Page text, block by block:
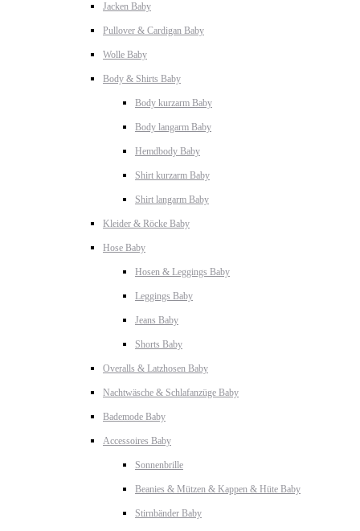
Jacken Baby
Pullover & Cardigan Baby
Wolle Baby
Body & Shirts Baby
Body kurzarm Baby
Body langarm Baby
Hemdbody Baby
Shirt kurzarm Baby
Shirt langarm Baby
Kleider & Röcke Baby
Hose Baby
Hosen & Leggings Baby
Leggings Baby
Jeans Baby
Shorts Baby
Overalls & Latzhosen Baby
Nachtwäsche & Schlafanzüge Baby
Bademode Baby
Accessoires Baby
Sonnenbrille
Beanies & Mützen & Kappen & Hüte Baby
Stirnbänder Baby